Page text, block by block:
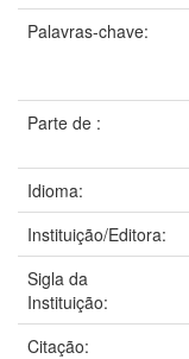
Palavras-chave:
Parte de :
Idioma:
Instituição/Editora:
Sigla da
Instituição:
Citação: